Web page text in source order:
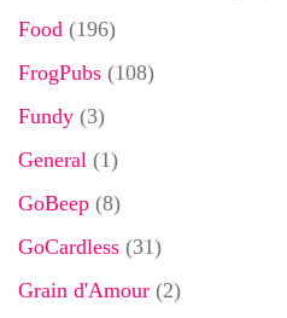
Food (196)
FrogPubs (108)
Fundy (3)
General (1)
GoBeep (8)
GoCardless (31)
Grain d'Amour (2)